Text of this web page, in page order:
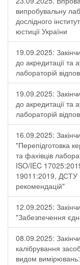
випробувальну
дослідного
юстиції України
19.09.2025:
до акредитації та
лабораторій
19.09.2025:
до акредитації та
лабораторій
16.09.2025:
"Перепідготовка
та фахівців
ISO/IEC
19011:2019, ДСТУ
рекомендацій"
12.09.2025:
"Забезпечення
08.09.2025:
калібрування
видом